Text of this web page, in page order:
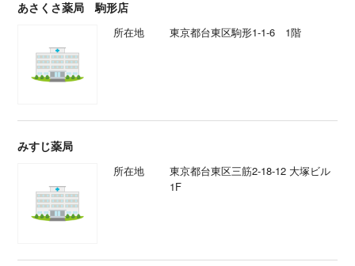
あさくさ薬局 駒形店
所在地 東京都台東区駒形1-1-6 1階
みすじ薬局
所在地
東京都台東区三筋2-18-12 大塚ビル
1F